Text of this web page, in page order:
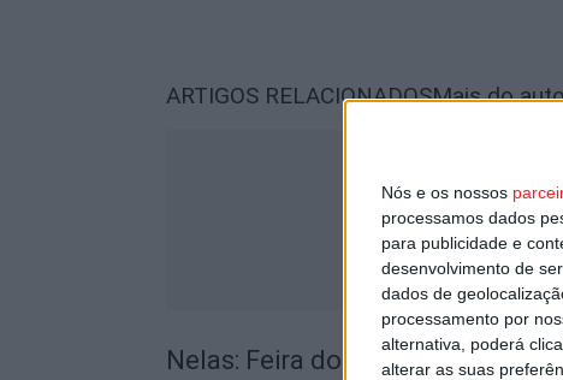
Nós e os nossos
processamos dados
para publicidade e
desenvolvimento de
dados de
processamento por
alternativa, poderá
alterar as suas
ARTIGOS RELACIONADOSMais do
Nelas: Feira do Vinho do Dão